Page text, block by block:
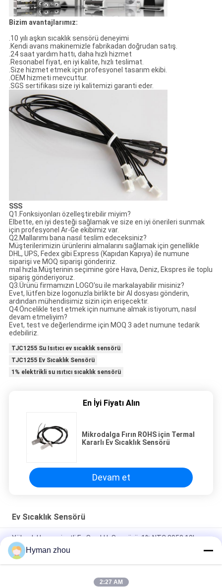
Bizim avantajlarımız:
.10 yılı aşkın sıcaklık sensörü deneyimi
.Kendi avans makinemizle fabrikadan doğrudan satış.
.24 saat yardım hattı, daha hızlı hizmet
.Resonabel fiyat, en iyi kalite, hızlı teslimat.
.Size hizmet etmek için profesyonel tasarım ekibi.
.OEM hizmeti mevcuttur.
.SGS sertifikası size iyi kalitemizi garanti eder.
SSS
Q1.Fonksiyonları özelleştirebilir miyim?
Elbette, en iyi desteği sağlamak ve size en iyi önerileri sunmak
için profesyonel Ar-Ge ekibimiz var.
Q2.Mallarımı bana nasıl teslim edeceksiniz?
Müşterilerimizin ürünlerini almalarını sağlamak için genellikle
DHL, UPS, Fedex gibi Express (Kapıdan Kapıya) ile numune
siparişi ve MOQ siparişi göndeririz.
mal hızla.Müşterinin seçimine göre Hava, Deniz, Ekspres ile toplu
sipariş gönderiyoruz.
Q3.Ürünü firmamızın LOGO'su ile markalayabilir misiniz?
Evet, lütfen bize logonuzla birlikte bir AI dosyası gönderin,
ardından mühendisimiz sizin için erişecektir.
Q4.Öncelikle test etmek için numune almak istiyorum, nasıl
devam etmeliyim?
Evet, test ve değerlendirme için MOQ 3 adet numune tedarik
edebiliriz.
TJC1255 Su Isıtıcı ev sıcaklık sensörü
TJC1255 Ev Sıcaklık Sensörü
1% elektrikli su ısıtıcı sıcaklık sensörü
En İyi Fiyatı Alın
Mikrodalga Fırın ROHS için Termal
Kararlı Ev Sıcaklık Sensörü
Devam et
Ev Sıcaklık Sensörü
Yüksek Hassasiyetli Ev Sıcaklık Sensörü, 1% NTC 3950 10k
Sensör
PTFE Telli 28AWG Ev Sıcaklık Sensörü su geçirmez 100k
Hyman zhou
2:27 AM